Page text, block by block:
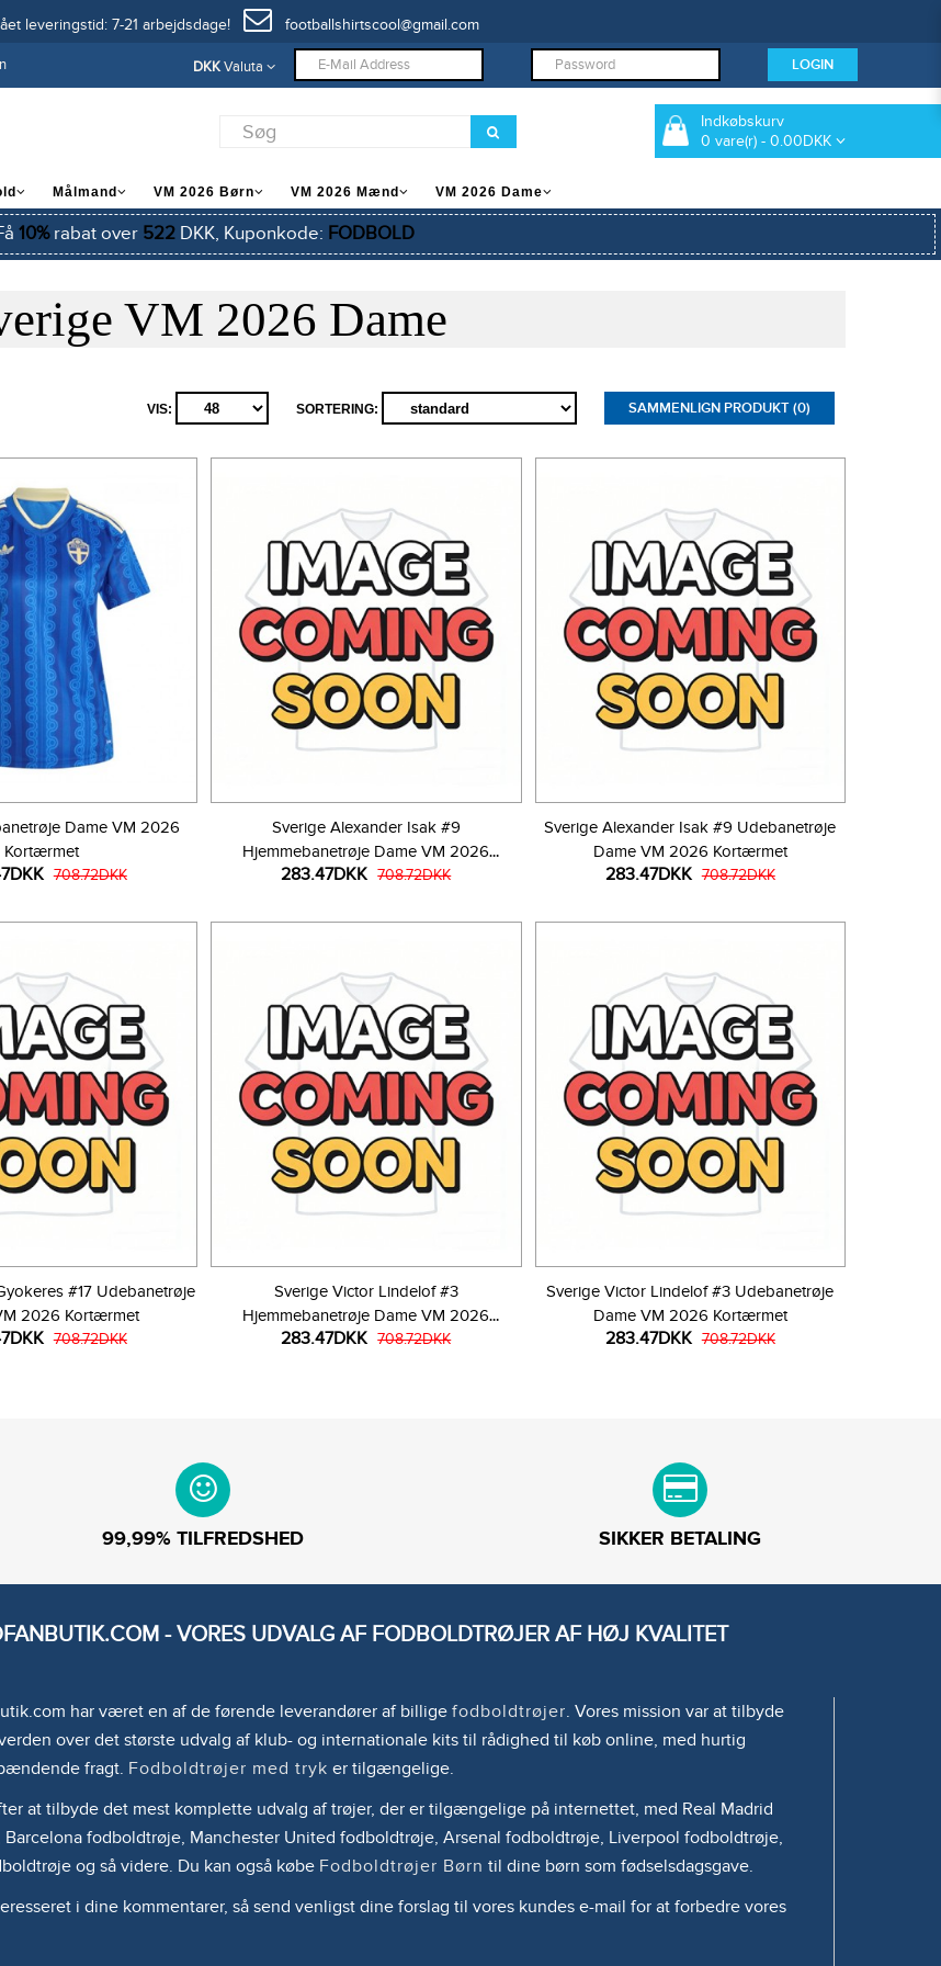
leveringstid: 7-21 arbejdsdage! footballshirtscool@gmail.com
DKKValuta
Indkøbskurv
0 vare(r) - 0.00DKK
Målmand VM 2026 Børn VM 2026 Mænd VM 2026 Dame
10%rabat over 522DKK, Kuponkode: FODBOLD
VM 2026 Dame
SAMMENLIGN PRODUKT (0)
SORTERING:
VIS:
Dame VM 2026
Kortærmet
708.72DKK
Sverige Alexander Isak #9
Hjemmebanetrøje Dame VM 2026
Kortærmet
283.47DKK 708.72DKK
Sverige Alexander Isak #9 Udebanetrøje
Dame VM 2026 Kortærmet
283.47DKK 708.72DKK
#17 Udebanetrøje
2026 Kortærmet
708.72DKK
Sverige Victor Lindelof #3
Hjemmebanetrøje Dame VM 2026
Kortærmet
283.47DKK 708.72DKK
Sverige Victor Lindelof #3 Udebanetrøje
Dame VM 2026 Kortærmet
283.47DKK 708.72DKK
99,99% TILFREDSHED SIKKER BETALING
- VORES UDVALG AF FODBOLDTRØJER AF HØJ KVALITET
har været en af de førende leverandører af billige fodboldtrøjer. Vores mission var at tilbyde
over det største udvalg af klub- og internationale kits til rådighed til køb online, med hurtig
fragt. Fodboldtrøjer med tryk er tilgængelige.
at tilbyde det mest komplette udvalg af trøjer, der er tilgængelige på internettet, med Real Madrid
fodboldtrøje, Manchester United fodboldtrøje, Arsenal fodboldtrøje, Liverpool fodboldtrøje,
og så videre. Du kan også købe Fodboldtrøjer Børn til dine børn som fødselsdagsgave.
i dine kommentarer, så send venligst dine forslag til vores kundes e-mail for at forbedre vores